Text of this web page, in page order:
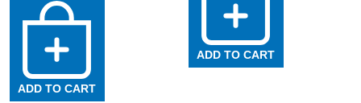
ADD TO CART
ADD TO CART